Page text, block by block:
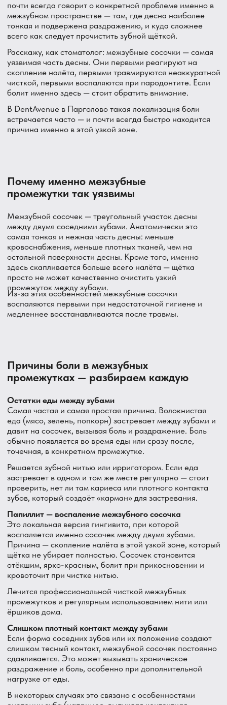
Межзубной сосочек — треугольный участок десны
между двумя соседними зубами. Анатомически это
кровоснабжения, меньше плотных тканей, чем на
остальной поверхности десны. Кроме того, именно
здесь скапливается больше всего налёта — щётка
просто не может качественно очистить узкий
промежуток между зубами.
Из-за этих особенностей межзубные сосочки
воспаляются первыми при недостаточной гигиене и
медленнее восстанавливаются после травмы.
Почему именно межзубные
промежутки так уязвимы
еда (мясо, зелень, попкорн) застревает между зубами и
давит на сосочек, вызывая боль и раздражение. Боль
обычно появляется во время еды или сразу после,
точечная, в конкретном промежутке.
Лечится профессиональной чисткой межзубных
промежутков и регулярным использованием нити или
ёршиков дома.
застревает в одном и том же месте регулярно — стоит
проверить, нет ли там кариеса или плотного контакта
зубов, который создаёт «карман» для застревания.
Папиллит — воспаление межзубного сосочка
Это локальная версия гингивита, при которой
воспаляется именно сосочек между двумя зубами.
Причина — скопление налёта в этой узкой зоне, который
щётка не убирает полностью. Сосочек становится
отёкшим, ярко-красным, болит при прикосновении и
кровоточит при чистке нитью.
нагрузке от еды.
В некоторых случаях это связано с особенностями
анатомии зуба (например, выпуклая контактная
Диастема и тремы — широкие промежутки между
зубами
Парадоксально, но и обратная ситуация — слишком
широкие межзубные промежутки — тоже может
вызывать дискомфорт. Открытый сосочек более
подвержен механическому раздражению от еды и хуже
защищён.
Начальный или развившийся пародонтит в межзубной
зоне
Межзубные сосочки часто первыми страдают при
пародонтите — там образуются более глубокие
карманы, чем на остальной поверхности десны,
особенно если зубы стоят тесно. Боль сопровождается
кровоточивостью, иногда — небольшим отступлением
сосочка, после которого между зубами появляется
заметный «чёрный треугольник».
Травма от зубочистки или неаккуратной нити
Слишком интенсивное использование зубочистки,
сосочка. Боль появляется сразу после процедуры,
иногда с лёгким кровотечением. Обычно проходит за 1–
2 дня при аккуратном дальнейшем уходе.
Лечение — кюретаж межзубных карманов, обучение
правильному использованию ёршиков и нити для этой
зоны.
Рецессия межзубного сосочка
После воспаления, агрессивной чистки или возрастных
изменений сосочек может «осесть», частично исчезнуть.
Образуется видимый промежуток между зубами у
основания — это называют «чёрным треугольником».
Сам по себе процесс может не болеть, но открытая зона
более подвержена дальнейшему раздражению и
застреванию еды.
Нависающий край пломбы в межзубной области
Если пломба, особенно на контактной поверхности
между зубами, поставлена с небольшим избытком
материала, она постоянно травмирует сосочек снизу.
Боль появляется регулярно в одной и той же точке,
месте.
Причины боли в межзубных